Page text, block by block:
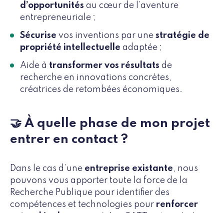
d’opportunités au cœur de l’aventure
entrepreneuriale ;
Sécurise vos inventions par une stratégie de
propriété intellectuelle adaptée ;
Aide à transformer vos résultats de
recherche en innovations concrètes,
créatrices de retombées économiques.
🤝 À quelle phase de mon projet
entrer en contact ?
Dans le cas d’une entreprise existante, nous
pouvons vous apporter toute la force de la
Recherche Publique pour identifier des
compétences et technologies pour renforcer